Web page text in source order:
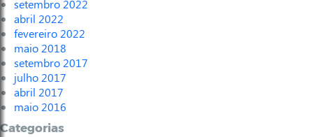
setembro 2022
abril 2022
fevereiro 2022
maio 2018
setembro 2017
julho 2017
abril 2017
maio 2016
Categorias